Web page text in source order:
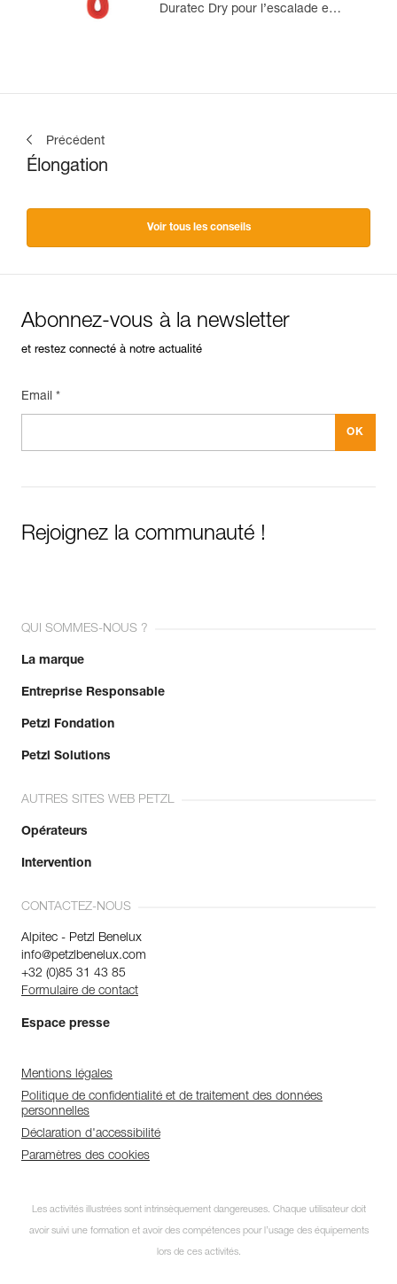
Duratec Dry pour l’escalade en
Précédent
Élongation
Voir tous les conseils
Abonnez-vous à la newsletter
et restez connecté à notre actualité
Email *
Rejoignez la communauté !
QUI SOMMES-NOUS ?
La marque
Entreprise Responsable
Petzl Fondation
Petzl Solutions
AUTRES SITES WEB PETZL
Opérateurs
Intervention
CONTACTEZ-NOUS
Alpitec - Petzl Benelux
info@petzlbenelux.com
+32 (0)85 31 43 85
Formulaire de contact
Espace presse
Mentions légales
Politique de confidentialité et de traitement des données
personnelles
Déclaration d'accessibilité
Paramètres des cookies
Les activités illustrées sont intrinsèquement dangereuses. Chaque utilisateur doit
avoir suivi une formation et avoir des compétences pour l’usage des équipements
lors de ces activités.